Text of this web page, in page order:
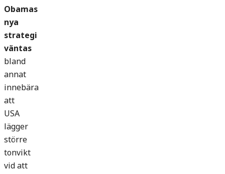
Obamas
nya
strategi
väntas
bland
annat
innebära
att
USA
lägger
större
tonvikt
vid att